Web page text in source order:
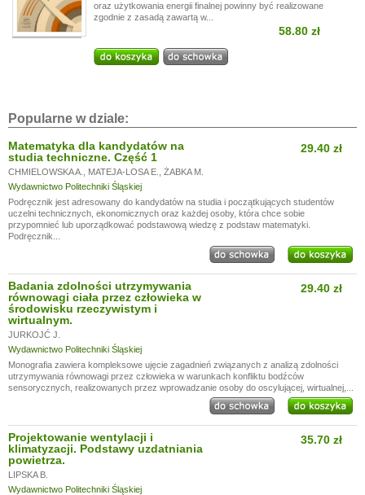
oraz użytkowania energii finalnej powinny być realizowane
zgodnie z zasadą zawartą w...
58.80 zł
Popularne w dziale:
Matematyka dla kandydatów na
studia techniczne. Część 1
CHMIELOWSKA A. MATEJA-LOSA E.
ŻABKA M.
Wydawnictwo Politechniki Śląskiej
29.40 zł
Podręcznik jest adresowany do kandydatów na studia i początkujących studentów
uczelni technicznych, ekonomicznych oraz każdej osoby, która chce sobie
przypomnieć lub uporządkować podstawową wiedzę z podstaw matematyki.
Podręcznik...
Badania zdolności utrzymywania
równowagi ciała przez człowieka w
środowisku rzeczywistym i
wirtualnym.
JURKOJĆ J.
Wydawnictwo Politechniki Śląskiej
29.40 zł
Monografia zawiera kompleksowe ujęcie zagadnień związanych z analizą zdolności
utrzymywania równowagi przez człowieka w warunkach konfliktu bodźców
sensorycznych, realizowanych przez wprowadzanie osoby do oscylującej, wirtualnej,...
Projektowanie wentylacji i
klimatyzacji. Podstawy uzdatniania
powietrza.
LIPSKA B.
Wydawnictwo Politechniki Śląskiej
35.70 zł